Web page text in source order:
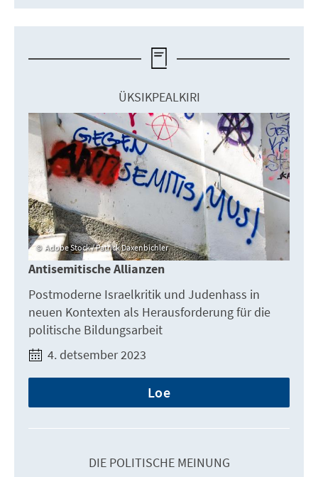
ÜKSIKPEALKIRI
Adobe Stock / Patrick Daxenbichler
Antisemitische Allianzen
Postmoderne Israelkritik und Judenhass in
neuen Kontexten als Herausforderung für die
politische Bildungsarbeit
4. detsember 2023
Loe
DIE POLITISCHE MEINUNG